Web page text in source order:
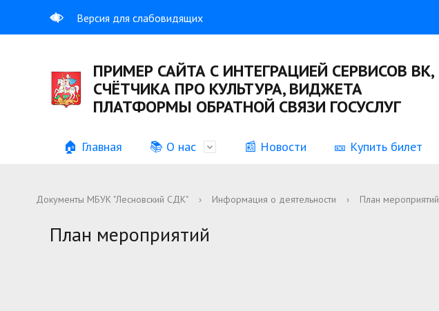
Версия для слабовидящих
ПРИМЕР САЙТА С ИНТЕГРАЦИЕЙ СЕРВИСОВ ВК,
СЧЁТЧИКА ПРО КУЛЬТУРА, ВИДЖЕТА
ПЛАТФОРМЫ ОБРАТНОЙ СВЯЗИ ГОСУСЛУГ
🏠 Главная 📚 О нас
Общая информация История
📰 Новости 🎫 Купить билет
Учредительные документы Информация о деятельности
Противодействие коррупции
Документы МБУК "Лесновский СДК" › Информация о деятельности › План мероприятий
План мероприятий